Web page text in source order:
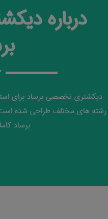
درباره
دیکشنری تخصصی برساد برای
رشته های مختلف طراحی شده
برساد